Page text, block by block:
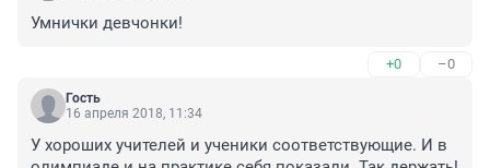
Умнички девчонки!
+0 –0
Гость
16 апреля 2018, 11:34
У хороших учителей и ученики соответствующие. И в